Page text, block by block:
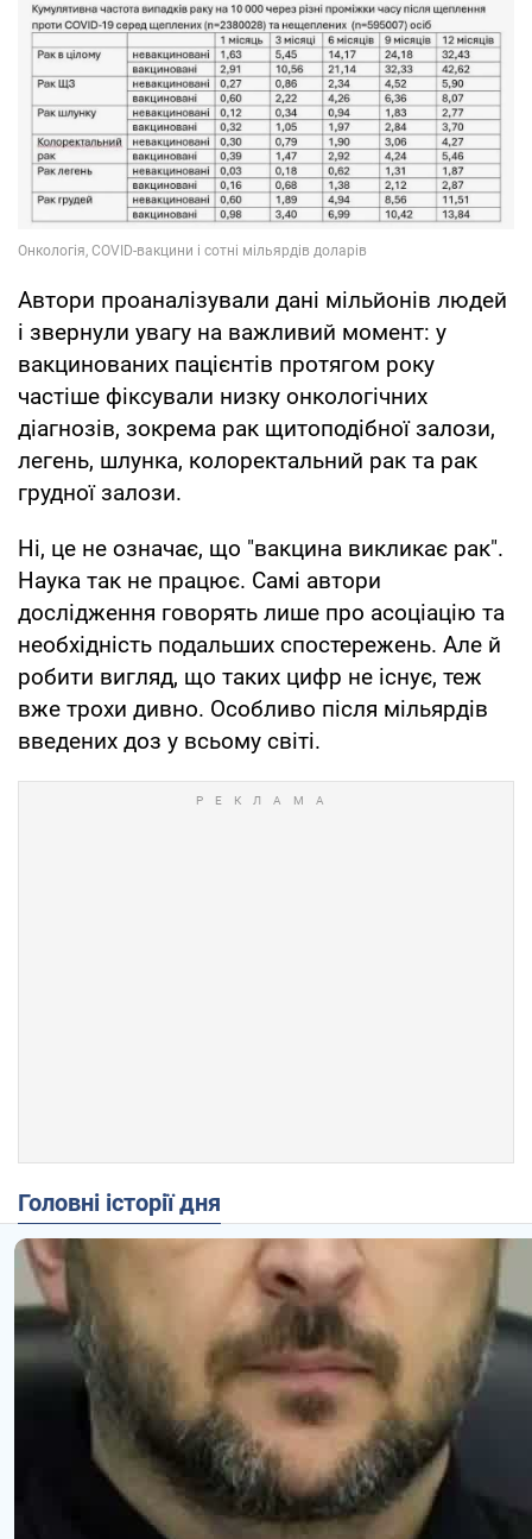
Автори проаналізували дані мільйонів людей
і звернули увагу на важливий момент: у
вакцинованих пацієнтів протягом року
частіше фіксували низку онкологічних
діагнозів, зокрема рак щитоподібної залози,
легень, шлунка, колоректальний рак та рак
грудної залози.
Ні, це не означає, що "вакцина викликає рак".
Наука так не працює. Самі автори
дослідження говорять лише про асоціацію та
необхідність подальших спостережень. Але й
робити вигляд, що таких цифр не існує, теж
вже трохи дивно. Особливо після мільярдів
введених доз у всьому світі.
Головні історії дня